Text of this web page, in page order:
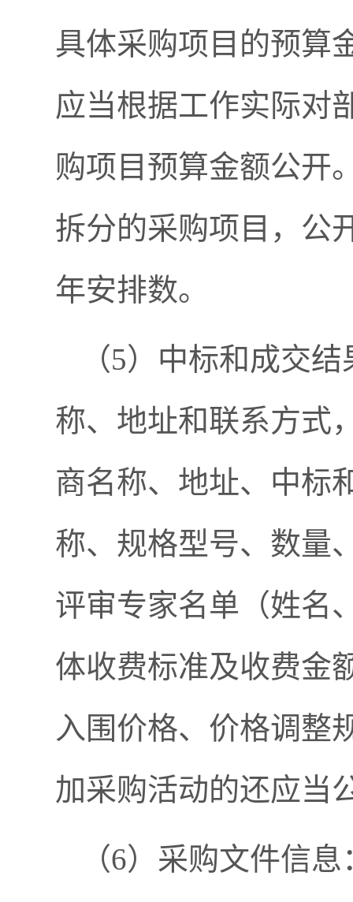
具体采购项目的预算
应当根据工作实际对
购项目预算金额公开
拆分的采购项目，公
年安排数。
（5）中标和成交
称、地址和联系方式
商名称、地址、中标
称、规格型号、数量
评审专家名单（姓名
体收费标准及收费金
入围价格、价格调整
加采购活动的还应当
（6）采购文件信